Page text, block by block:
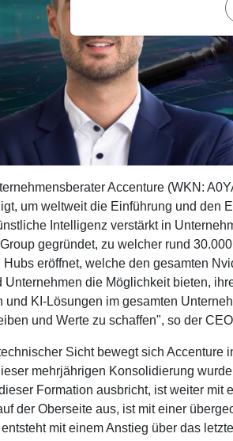
Accenture (WKN:
um weltweit die Einführung und den
Intelligenz verstärkt in
gegründet, zu welcher rund
Hubs eröffnet, welche den gesamten
Unternehmen die Möglichkeit bieten,
und KI-Lösungen im gesamten
und Werte zu schaffen", so der
Sicht bewegt sich
mehrjährigen Konsolidierung
Formation ausbricht, ist weiter
der Oberseite aus, ist mit einer
mit einem Anstieg über das